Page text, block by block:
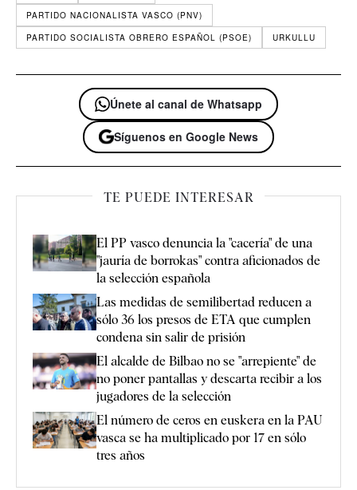
PARTIDO NACIONALISTA VASCO (PNV)
PARTIDO SOCIALISTA OBRERO ESPAÑOL (PSOE)
URKULLU
Únete al canal de Whatsapp
Síguenos en Google News
TE PUEDE INTERESAR
El PP vasco denuncia la "cacería" de una
"jauría de borrokas" contra aficionados de
la selección española
Las medidas de semilibertad reducen a
sólo 36 los presos de ETA que cumplen
condena sin salir de prisión
El alcalde de Bilbao no se "arrepiente" de
no poner pantallas y descarta recibir a los
jugadores de la selección
El número de ceros en euskera en la PAU
vasca se ha multiplicado por 17 en sólo
tres años